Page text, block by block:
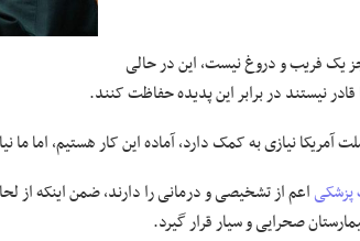
یک فریب و دروغ نیست، این در حالی
نیستند در برابر این پدیده حفاظت کنند.
نیازی به کمک دارد، آماده این کار هستیم، اما ما
پزشکیاعم از تشخیصی و درمانی را دارند، ضمن اینکه از
صحرایی و سیار قرار گیرد.